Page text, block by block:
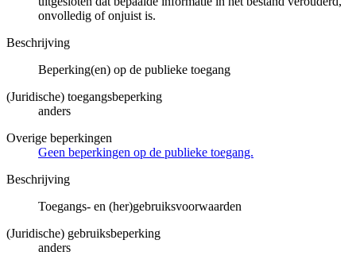
onvolledig of onjuist is.
Beschrijving
Beperking(en) op de publieke toegang
(Juridische) toegangsbeperking
anders
Overige beperkingen
Geen beperkingen op de publieke toegang.
Beschrijving
Toegangs- en (her)gebruiksvoorwaarden
(Juridische) gebruiksbeperking
anders